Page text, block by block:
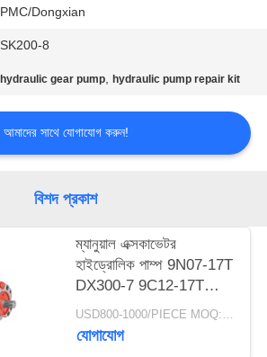
PMC/Dongxian
SK200-8
hydraulic gear pump,hydraulic pump repair kit
আমাদের সাথে যোগাযোগ করুন!
বিশদ প্রকাশ
ম্যানুয়াল এক্সকাভেটর
হাইড্রোলিক পাম্প 9N07-17T
DX300-7 9C12-17T
R305-7 K5v140dtp
9n01-17 Dx300-7
USD800-1000/PIECE MOQ:1 পিসি
যোগাযোগ